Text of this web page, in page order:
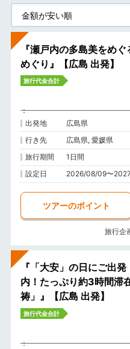
『瀬戸内の多島美をめ
めぐり』【広島 出発】
旅行代金合計
出発地
広島県
行き先
広島県, 愛媛県
旅行期間
1日間
設定日
2026/08/09〜
ツアーのポイント
旅行企
『「大安」の日にご出
内！たっぷり約3時間滞
祷」』【広島 出発】
旅行代金合計